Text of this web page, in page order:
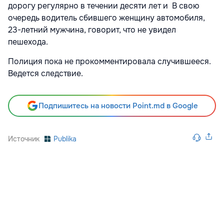
дорогу регулярно в течении десяти лет и В свою
очередь водитель сбившего женщину автомобиля,
23-летний мужчина, говорит, что не увидел
пешехода.
Полиция пока не прокомментировала случившееся.
Ведется следствие.
Подпишитесь на новости Point.md в Google
Источник Publika